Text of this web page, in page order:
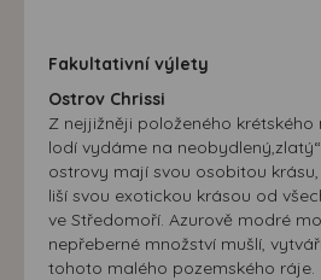
Fakultativní výlety
Ostrov Chrissi
Z nejjižněji položeného
lodí vydáme na
ostrovy mají svou osobitou
liší svou exotickou krásou od
ve Středomoří. Azurově modré
nepřeberné množství mušlí,
tohoto malého pozemského ráje.